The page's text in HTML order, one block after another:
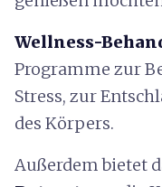
Wellness-
Programme zur
Stress, zur
des Körpers.
Außerdem bietet